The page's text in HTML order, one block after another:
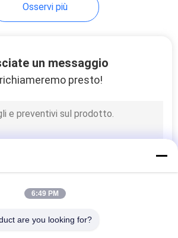
a pallet a
a rotoli di
Osservi più
un messaggio
presto!
6:49 PM
are you looking for?